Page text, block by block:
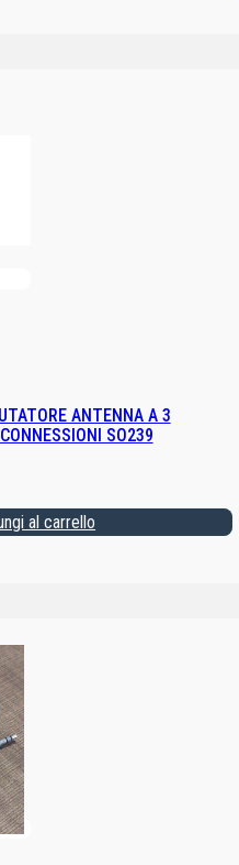
ANTENNA A 3
SO239
al carrello